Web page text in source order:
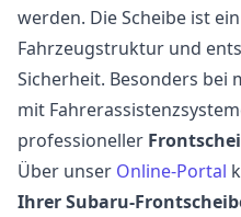
werden. Die Scheibe ist
Fahrzeugstruktur und
Sicherheit. Besonders bei
mit
professioneller
Über unser Online-Portal
Ihrer Subaru-